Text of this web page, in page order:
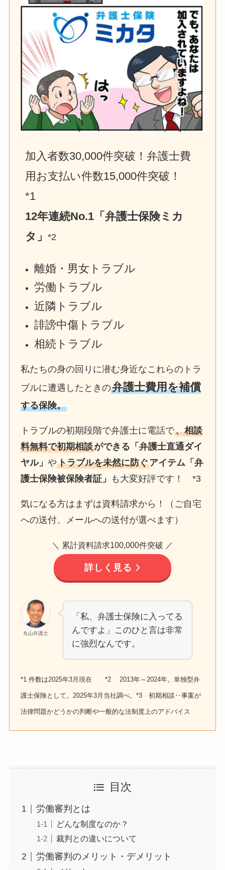
加入者数30,000件突破！弁護士費
用お支払い件数15,000件突破！
*1
12年連続No.1「弁護士保険ミカ
タ」*2
離婚・男女トラブル
労働トラブル
近隣トラブル
誹謗中傷トラブル
相続トラブル
私たちの身の回りに潜む身近なこれらのトラ
ブルに遭遇したときの弁護士費用を補償
する保険。
トラブルの初期段階で弁護士に電話で、相談
料無料で初期相談ができる「弁護士直通ダイ
ヤル」やトラブルを未然に防ぐアイテム「弁
護士保険被保険者証」
も大変好評です！ *3
気になる方はまずは資料請求から！（ご自宅
への送付、メールへの送付が選べます）
＼ 累計資料請求100,000件突破 ／
詳しく見る
丸山弁護士
「私、弁護士保険に入ってる
んですよ」このひと言は非常
に強烈なんです。
*1 件数は2025年3月現在 *2 2013年～2024年。単独型弁
護士保険として。2025年3月当社調べ。*3 初期相談‥事案が
法律問題かどうかの判断や一般的な法制度上のアドバイス
目次
労働審判とは
どんな制度なのか？
裁判との違いについて
労働審判のメリット・デメリット